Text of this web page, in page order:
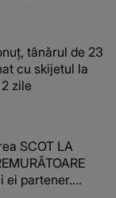
tânărul de 23
cu skijetul la
zile
SCOT LA
ei partener.